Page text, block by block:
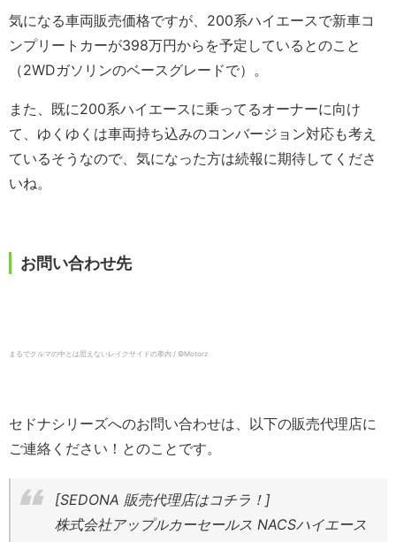
気になる車両販売価格ですが、200系ハイエースで新車コ
ンプリートカーが398万円からを予定しているとのこと
（2WDガソリンのベースグレードで）。
また、既に200系ハイエースに乗ってるオーナーに向け
て、ゆくゆくは車両持ち込みのコンバージョン対応も考え
ているそうなので、気になった方は続報に期待してくださ
いね。
お問い合わせ先
まるでクルマの中とは思えないレイクサイドの車内 / ©️Motorz
セドナシリーズへのお問い合わせは、以下の販売代理店に
ご連絡ください！とのことです。
[SEDONA 販売代理店はコチラ！]
株式会社アップルカーセールス NACSハイエース